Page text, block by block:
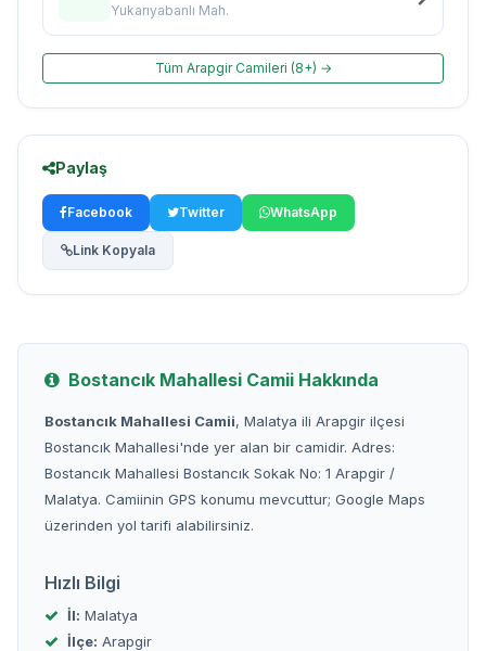
Yukarıyabanlı Mah.
Tüm Arapgir Camileri (8+) →
Paylaş
Facebook Twitter WhatsApp
Link Kopyala
Bostancık Mahallesi Camii Hakkında
Bostancık Mahallesi Camii, Malatya ili Arapgir ilçesi
Bostancık Mahallesi'nde yer alan bir camidir. Adres:
Bostancık Mahallesi Bostancık Sokak No: 1 Arapgir /
Malatya. Camiinin GPS konumu mevcuttur; Google Maps
üzerinden yol tarifi alabilirsiniz.
Hızlı Bilgi
İl: Malatya
İlçe: Arapgir